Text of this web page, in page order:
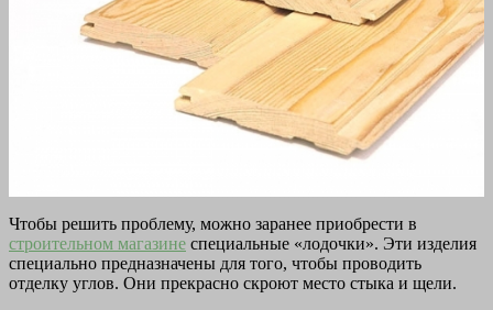
Чтобы решить проблему, можно заранее приобрести в
строительном магазине специальные «лодочки». Эти изделия
специально предназначены для того, чтобы проводить
отделку углов. Они прекрасно скроют место стыка и щели.